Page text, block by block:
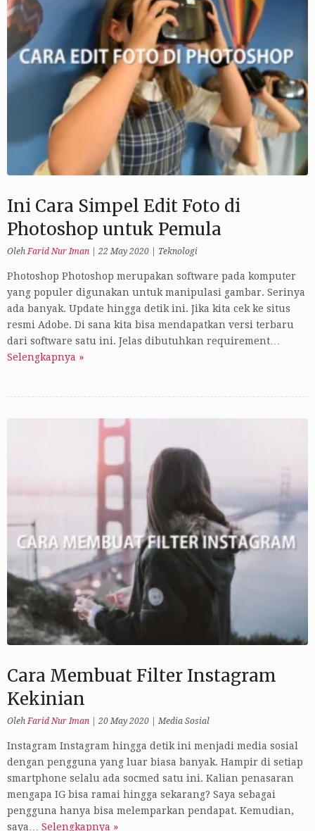
Ini Cara Simpel Edit Foto di
Photoshop untuk Pemula
OlehFarid Nur Iman 22 May 2020 Teknologi
Photoshop Photoshop merupakan software pada komputer
yang populer digunakan untuk manipulasi gambar. Serinya
ada banyak. Update hingga detik ini. Jika kita cek ke situs
resmi Adobe. Di sana kita bisa mendapatkan versi terbaru
dari software satu ini. Jelas dibutuhkan requirement…
Selengkapnya »
Cara Membuat Filter Instagram
Kekinian
OlehFarid Nur Iman 20 May 2020 |Media Sosial
Instagram Instagram hingga detik ini menjadi media sosial
dengan pengguna yang luar biasa banyak. Hampir di setiap
smartphone selalu ada socmed satu ini. Kalian penasaran
mengapa IG bisa ramai hingga sekarang? Saya sebagai
pengguna hanya bisa melemparkan pendapat. Kemudian,
saya… Selengkapnya »